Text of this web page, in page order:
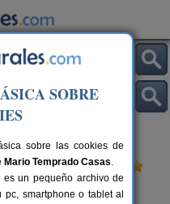
Gondar
SOBRE
sobre las cookies de
Mario Temprado Casas.
un pequeño archivo de
smartphone o tablet al